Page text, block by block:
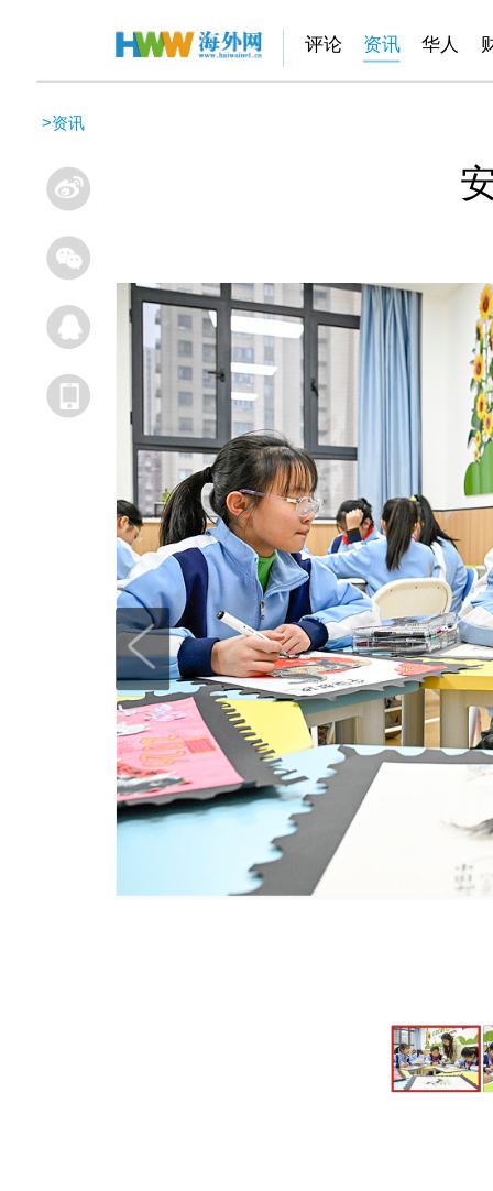
评论 资讯 华人
>资讯